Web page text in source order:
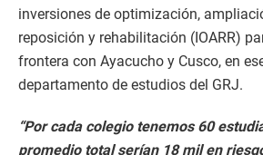
inversiones de optimización,
reposición y rehabilitación (IOARR)
frontera con Ayacucho y Cusco, en
departamento de estudios del GRJ.
“Por cada colegio tenemos 60
promedio total serían 18 mil en